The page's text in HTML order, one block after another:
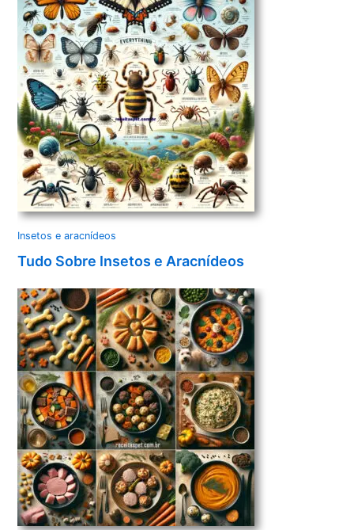
Insetos e aracnídeos
Tudo Sobre Insetos e Aracnídeos